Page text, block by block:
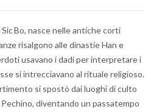
Bo, nasce nelle antiche corti
risalgono alle dinastie Han e
usavano i dadi per interpretare i
si intrecciavano al rituale religioso.
si spostò dai luoghi di culto
diventando un passatempo